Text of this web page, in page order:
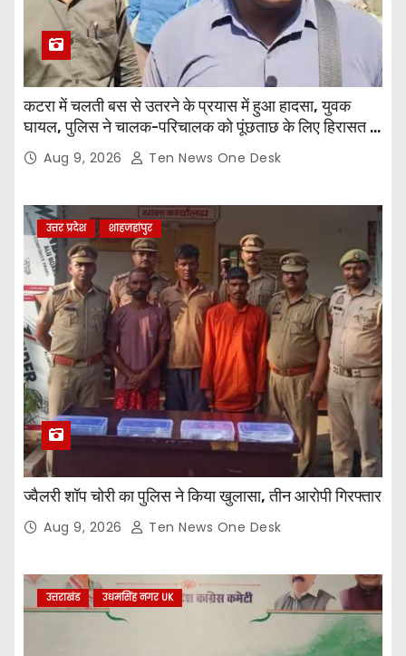
कटरा में चलती बस से उतरने के प्रयास में हुआ हादसा, युवक
घायल, पुलिस ने चालक-परिचालक को पूंछताछ के लिए हिरासत में
लियाAug 9, 2026 Ten News One Desk
उत्तर प्रदेश शाहजहांपुर
ज्वैलरी शॉप चोरी का पुलिस ने किया खुलासा, तीन आरोपी गिरफ्तार
Aug 9, 2026 Ten News One Desk
उत्तराखंड उधमसिंह नगर UK